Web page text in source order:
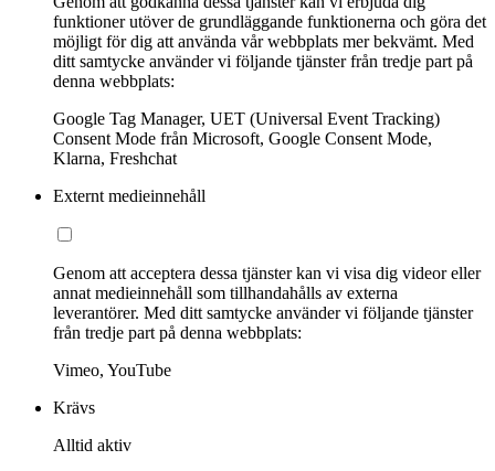
funktioner utöver de grundläggande funktionerna och göra det
möjligt för dig att använda vår webbplats mer bekvämt. Med
ditt samtycke använder vi följande tjänster från tredje part på
denna webbplats:
Google Tag Manager, UET (Universal Event Tracking)
Consent Mode från Microsoft, Google Consent Mode,
Klarna, Freshchat
Externt medieinnehåll
Genom att acceptera dessa tjänster kan vi visa dig videor eller
annat medieinnehåll som tillhandahålls av externa
leverantörer. Med ditt samtycke använder vi följande tjänster
från tredje part på denna webbplats:
Vimeo, YouTube
Krävs
Alltid aktiv